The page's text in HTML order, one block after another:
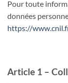
Pour toute
données
https://
Article 1 –